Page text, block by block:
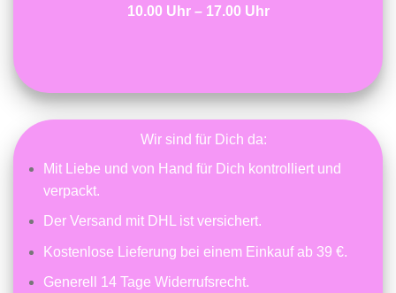
10.00 Uhr – 17.00 Uhr
Wir sind für Dich da:
Mit Liebe und von Hand für Dich kontrolliert und
verpackt.
Der Versand mit DHL ist versichert.
Kostenlose Lieferung bei einem Einkauf ab 39 €.
Generell 14 Tage Widerrufsrecht.